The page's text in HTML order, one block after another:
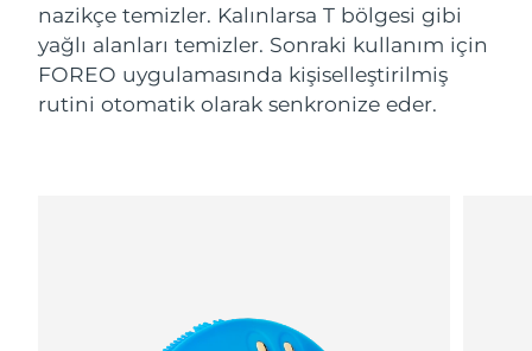
nazikçe temizler. Kalınlarsa T bölgesi gibi
yağlı alanları temizler. Sonraki kullanım için
FOREO uygulamasında kişiselleştirilmiş
rutini otomatik olarak senkronize eder.